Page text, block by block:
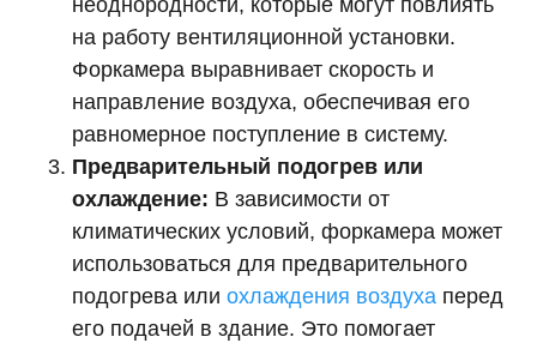
неоднородности, которые могут повлиять
на работу вентиляционной установки.
Форкамера выравнивает скорость и
направление воздуха, обеспечивая его
равномерное поступление в систему.
Предварительный подогрев или
охлаждение: В зависимости от
климатических условий, форкамера может
использоваться для предварительного
подогрева или охлаждения воздуха перед
его подачей в здание. Это помогает